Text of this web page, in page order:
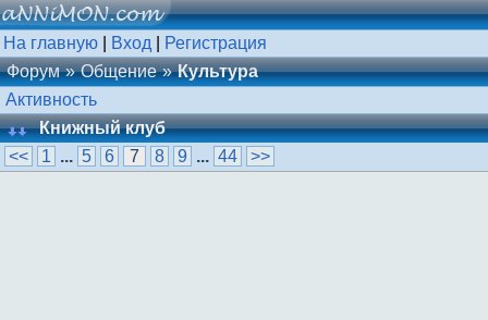
На главную Вход
Регистрация
Форум
Общение
Культура
Активность
Книжный клуб
<<
1 ... 5 6 7 8 9 ... 44 >>